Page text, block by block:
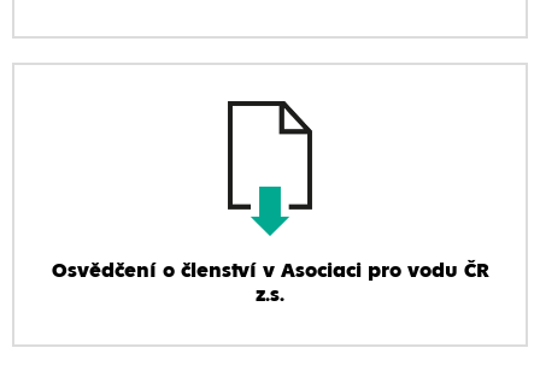
Osvědčení o členství v Asociaci pro vodu ČR
z.s.